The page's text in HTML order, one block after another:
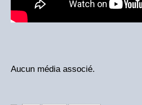
Aucun média associé.